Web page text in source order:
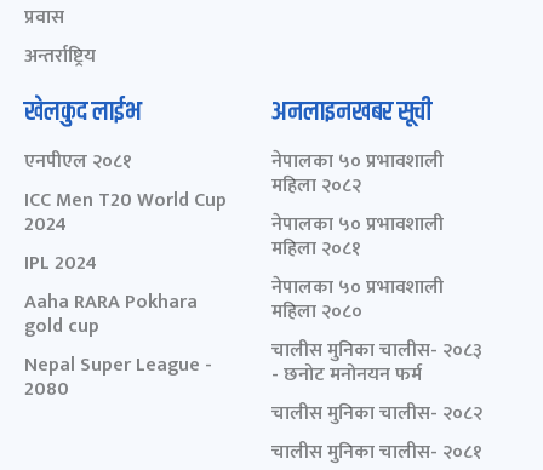
प्रवास
अन्तर्राष्ट्रिय
खेलकुद लाईभ
एनपीएल २०८१
ICC Men T20 World Cup
2024
IPL 2024
Aaha RARA Pokhara
gold cup
Nepal Super League -
2080
अनलाइनखबर सूची
नेपालका ५० प्रभावशाली
महिला २०८२
नेपालका ५० प्रभावशाली
महिला २०८१
नेपालका ५० प्रभावशाली
महिला २०८०
चालीस मुनिका चालीस- २०८३
- छनोट मनोनयन फर्म
चालीस मुनिका चालीस- २०८२
चालीस मुनिका चालीस- २०८१